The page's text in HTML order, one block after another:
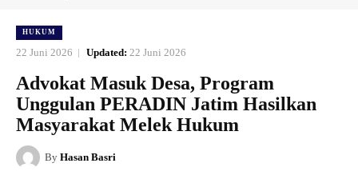
HUKUM
22 Juni 2026 Updated: 22 Juni 2026
Advokat Masuk Desa, Program
Unggulan PERADIN Jatim Hasilkan
Masyarakat Melek Hukum
By Hasan Basri